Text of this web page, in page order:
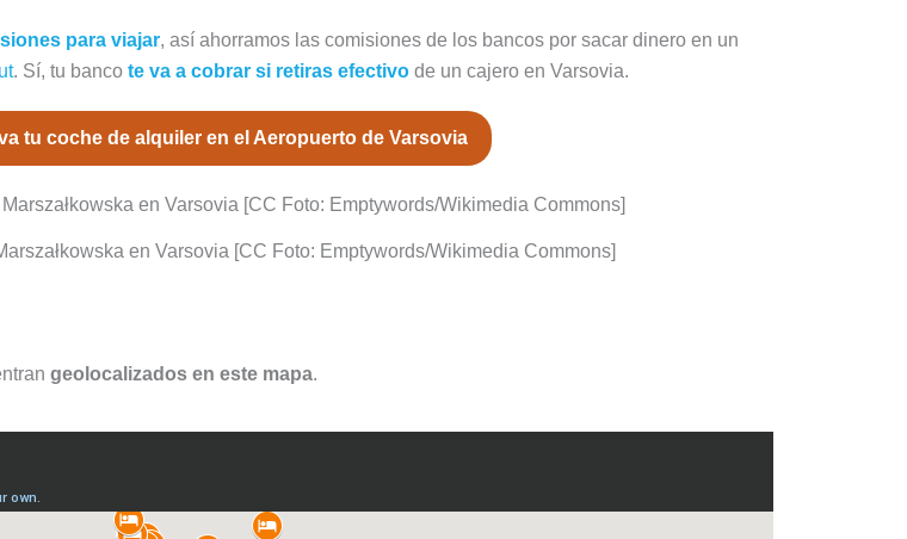
para viajar, así ahorramos las comisiones de los bancos por sacar dinero en un
. Sí, tu banco te va a cobrar si retiras efectivo de un cajero en Varsovia.
tu coche de alquiler en el Aeropuerto de Varsovia
en Varsovia [CC Foto: Emptywords/Wikimedia Commons]
geolocalizados en este mapa.